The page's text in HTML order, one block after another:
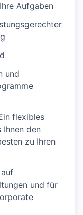
Aufgaben
und
flexibles
Ihnen den
zu Ihren
und für